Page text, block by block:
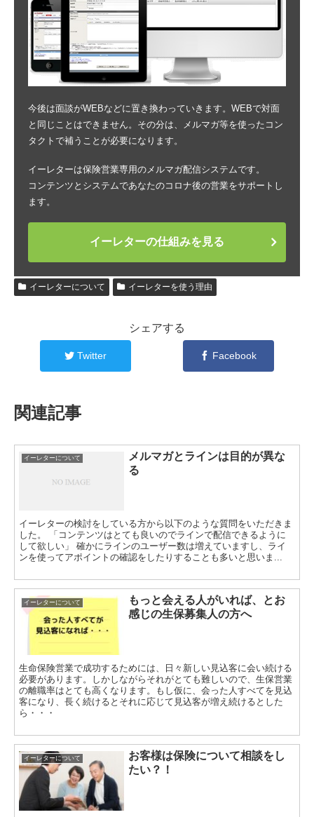
今後は面談がWEBなどに置き換わっていきます。WEBで対面
と同じことはできません。その分は、メルマガ等を使ったコン
タクトで補うことが必要になります。
イーレターは保険営業専用のメルマガ配信システムです。
コンテンツとシステムであなたのコロナ後の営業をサポートし
ます。
イーレターの仕組みを見る
イーレターについて イーレターを使う理由
シェアする
Twitter Facebook
関連記事
イーレターについて
メルマガとラインは目的が異な
る
イーレターの検討をしている方から以下のような質問をいただきま
した。 「コンテンツはとても良いのでラインで配信できるように
して欲しい」 確かにラインのユーザー数は増えていますし、ライ
ンを使ってアポイントの確認をしたりすることも多いと思いま...
イーレターについて
もっと会える人がいれば、とお
感じの生保募集人の方へ
生命保険営業で成功するためには、日々新しい見込客に会い続ける
必要があります。しかしながらそれがとても難しいので、生保営業
の離職率はとても高くなります。もし仮に、会った人すべてを見込
客になり、長く続けるとそれに応じて見込客が増え続けるとした
ら・・・
イーレターについて
お客様は保険について相談をし
たい？！